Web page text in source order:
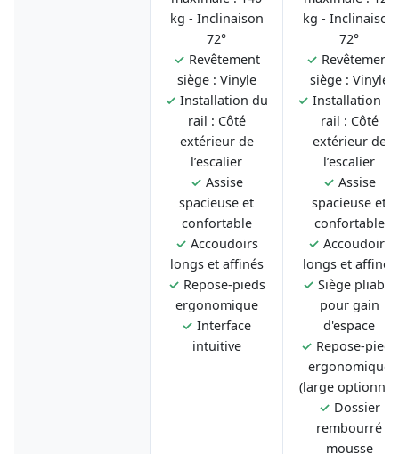
kg - Inclinaison
72°
✓ Revêtement
siège : Vinyle
✓ Installation du
rail : Côté
extérieur de
l’escalier
✓ Assise
spacieuse et
confortable
✓ Accoudoirs
longs et affinés
✓ Repose-pieds
ergonomique
✓ Interface
intuitive
kg - Inclinaison
72°
✓ Revêtement
siège : Vinyle
✓ Installation
rail : Côté
extérieur de
l’escalier
✓ Assise
spacieuse et
confortable
✓ Accoudoirs
longs et affinés
✓ Siège pliable
pour gain
d'espace
✓ Repose-pieds
ergonomique
(large optionnel)
✓ Dossier
rembourré
mousse